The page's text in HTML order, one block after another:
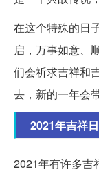
在这个特殊的日
启，万事如意、
们会祈求吉祥和
去，新的一年会
2021年吉祥
2021年有许多吉